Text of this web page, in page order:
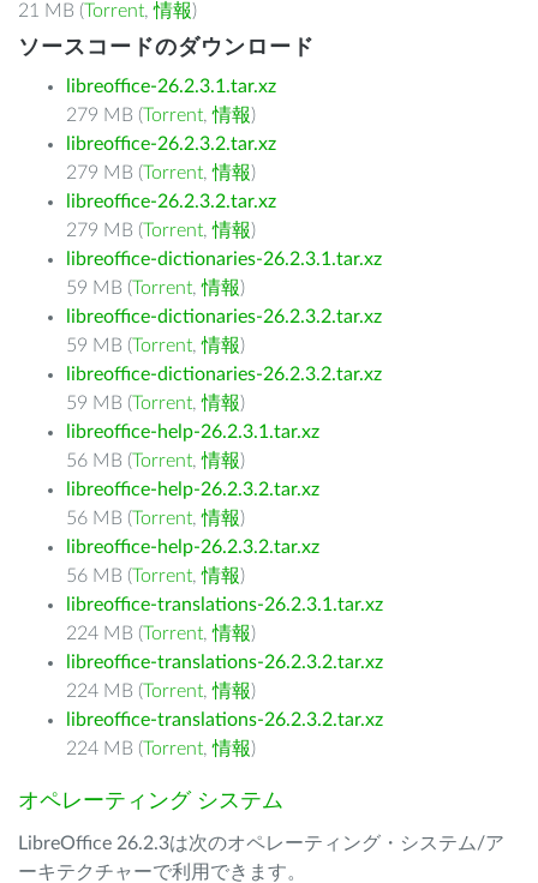
21 MB (Torrent,情報)
ソースコードのダウンロード
libreoffice-26.2.3.1.tar.xz
279 MB (Torrent,情報)
libreoffice-26.2.3.2.tar.xz
279 MB (Torrent,情報)
libreoffice-26.2.3.2.tar.xz
279 MB (Torrent,情報)
libreoffice-dictionaries-26.2.3.1.tar.xz
59 MB (Torrent,情報)
libreoffice-dictionaries-26.2.3.2.tar.xz
59 MB (Torrent,情報)
libreoffice-dictionaries-26.2.3.2.tar.xz
59 MB (Torrent,情報)
libreoffice-help-26.2.3.1.tar.xz
56 MB (Torrent,情報)
libreoffice-help-26.2.3.2.tar.xz
56 MB (Torrent,情報)
libreoffice-help-26.2.3.2.tar.xz
56 MB (Torrent,情報)
libreoffice-translations-26.2.3.1.tar.xz
224 MB (Torrent,情報)
libreoffice-translations-26.2.3.2.tar.xz
224 MB (Torrent,情報)
libreoffice-translations-26.2.3.2.tar.xz
224 MB (Torrent,情報)
オペレーティング システム
LibreOffice 26.2.3は次のオペレーティング・システム/ア
ーキテクチャーで利用できます。